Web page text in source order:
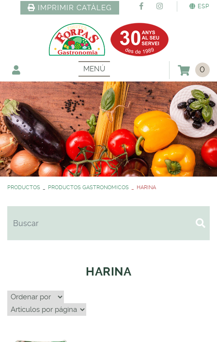
ESP
IMPRIMIR CATÀLEG
MENÚ 0
PRODUCTOS PRODUCTOS GASTRONOMICOS HARINA
HARINA